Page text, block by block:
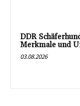
DDR
Merkmale und
03.08.2026